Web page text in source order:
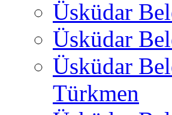
Üsküdar
Üsküdar
Üsküdar
Türkmen